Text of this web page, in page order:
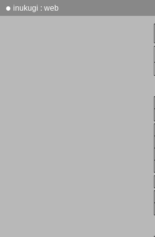
● inukugi : web